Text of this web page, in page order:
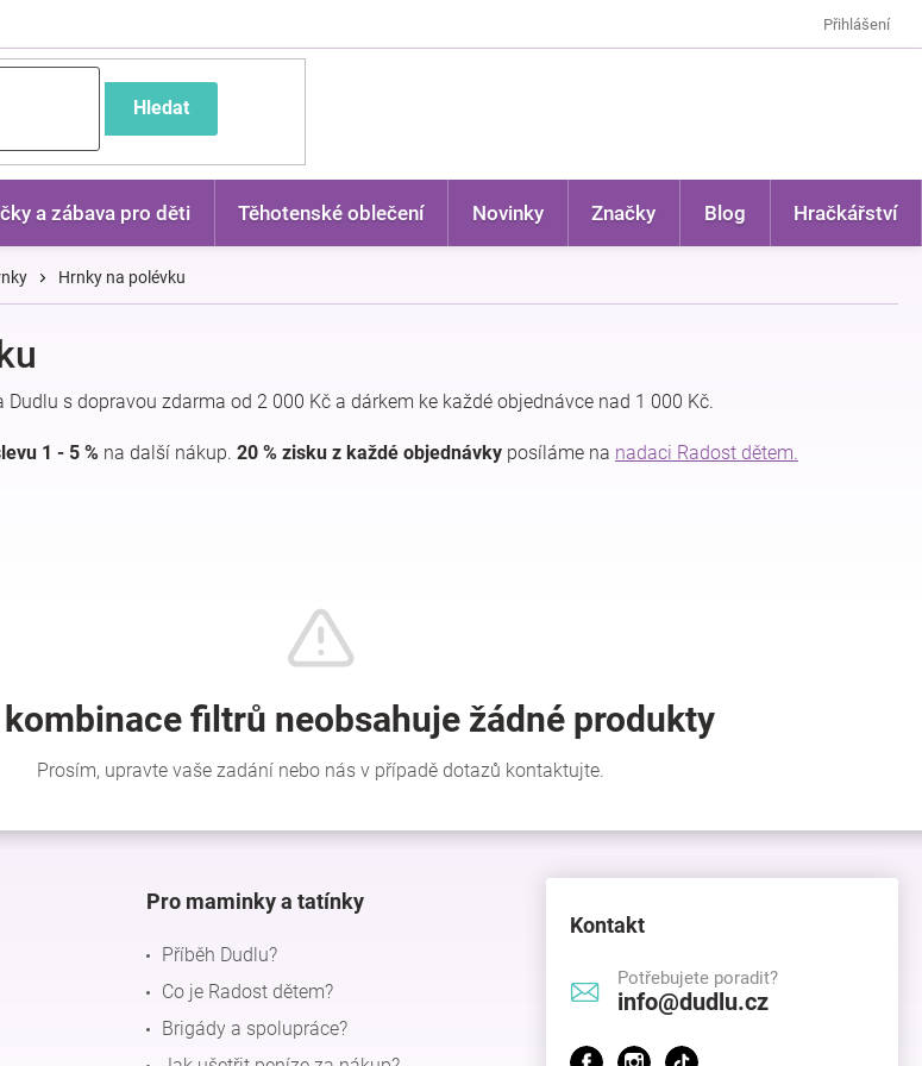
Přihlášení
Hledat
a zábava pro děti Těhotenské oblečení Novinky Značky Blog Hračkářství
Hrnky na polévku
Dudlu s dopravou zdarma od 2 000 Kč a dárkem ke každé objednávce nad 1 000 Kč.
1 - 5 % na další nákup. 20 % zisku z každé objednávky posíláme na nadaci Radost dětem.
Pro maminky a tatínky
Příběh Dudlu?
Co je Radost dětem?
Brigády a spolupráce?
Kontakt
Potřebujete poradit?
info@dudlu.cz